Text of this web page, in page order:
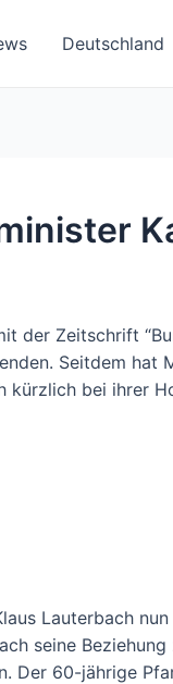
Deutschland
der Zeitschrift
Seitdem hat
kürzlich bei ihrer
Lauterbach
seine Beziehung
Der 60-jährige